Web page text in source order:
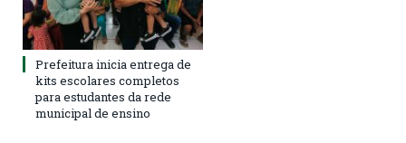
Prefeitura inicia entrega de
kits escolares completos
para estudantes da rede
municipal de ensino